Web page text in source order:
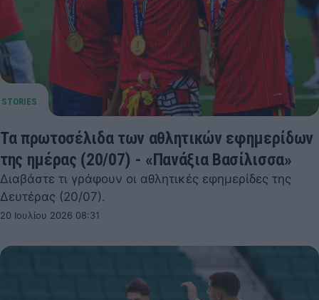
Τα πρωτοσέλιδα των αθλητικών εφημερίδων
της ημέρας (20/07) - «Πανάξια Βασίλισσα»
Διαβάστε τι γράφουν οι αθλητικές εφημερίδες της
Δευτέρας (20/07).
20 Ιουλίου 2026 08:31